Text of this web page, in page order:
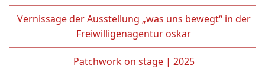
Vernissage der Ausstellung „was uns bewegt“ in der
Freiwilligenagentur oskar
Patchwork on stage | 2025